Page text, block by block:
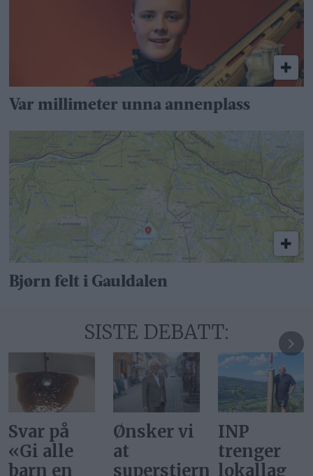
Var millimeter unna annenplass
Bjørn felt i Gauldalen
SISTE DEBATT:
Svar på
«Gi alle
barn en
Ønsker vi
at
superstjerner
INP
trenger
lokallag